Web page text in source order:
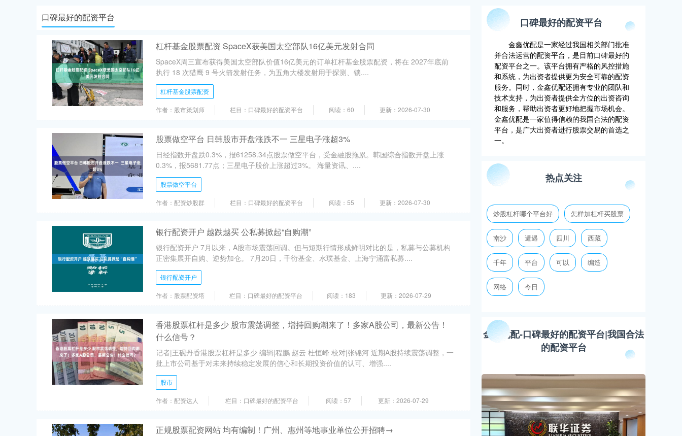
口碑最好的配资平台
杠杆基金股票配资 SpaceX获美国太空部队16亿美元发射合同
SpaceX周三宣布获得美国太空部队价值16亿美元的订单杠杆基金股票配资，将在 2027年底前
执行 18 次猎鹰 9 号火箭发射任务，为五角大楼发射用于探测、锁....
杠杆基金股票配资
作者：股市策划师 栏目：口碑最好的配资平台 阅读：60 更新：2026-07-30
股票做空平台 日韩股市开盘涨跌不一 三星电子涨超3%
日经指数开盘跌0.3%，报61258.34点股票做空平台，受金融股拖累。韩国综合指数开盘上涨
0.3%，报5681.77点；三星电子股价上涨超过3%。 海量资讯、....
股票做空平台
作者：配资炒股群 栏目：口碑最好的配资平台 阅读：55 更新：2026-07-30
银行配资开户 越跌越买 公私募掀起“自购潮”
银行配资开户 7月以来，A股市场震荡回调。但与短期行情形成鲜明对比的是，私募与公募机构
正密集展开自购、逆势加仓。 7月20日，千衍基金、水璞基金、上海宁涌富私募....
银行配资开户
作者：股票配资塔 栏目：口碑最好的配资平台 阅读：183 更新：2026-07-29
香港股票杠杆是多少 股市震荡调整，增持回购潮来了！多家A股公司，最新公告！
什么信号？
记者|王砚丹香港股票杠杆是多少 编辑|程鹏 赵云 杜恒峰 校对|张锦河 近期A股持续震荡调整，一
批上市公司基于对未来持续稳定发展的信心和长期投资价值的认可、增强....
股市
作者：配资达人 栏目：口碑最好的配资平台 阅读：57 更新：2026-07-29
正规股票配资网站 均有编制！广州、惠州等地事业单位公开招聘→
口碑最好的配资平台
金鑫优配是一家经过我国相关部门批准
并合法运营的配资平台，是目前口碑最好的
配资平台之一。该平台拥有严格的风控措施
和系统，为出资者提供更为安全可靠的配资
服务。同时，金鑫优配还拥有专业的团队和
技术支持，为出资者提供全方位的出资咨询
和服务，帮助出资者更好地把握市场机会。
金鑫优配是一家值得信赖的我国合法的配资
平台，是广大出资者进行股票交易的首选之
一。
热点关注
炒股杠杆哪个平台好 怎样加杠杆买股票
南沙 遭遇 四川 西藏
千年 平台 可以 编造
网络 今日
金鑫优配-口碑最好的配资平台|我国合法
的配资平台